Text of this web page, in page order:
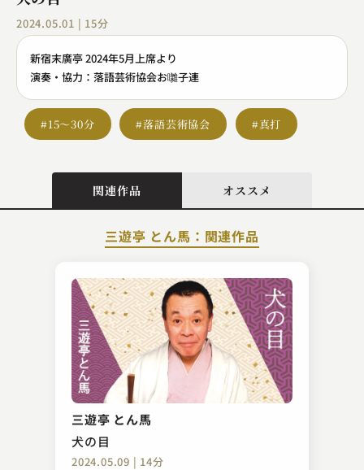
2024.05.01 | 15分
新宿末廣亭 2024年5月上席より
演奏・協力：落語芸術協会お囃子連
#15～30分 #落語芸術協会 #真打
関連作品 オススメ
三遊亭 とん馬：関連作品
三遊亭 とん馬
犬の目
2024.05.09 | 14分
柳家 小さん
粗忽長屋
2023.08.28 | 17分